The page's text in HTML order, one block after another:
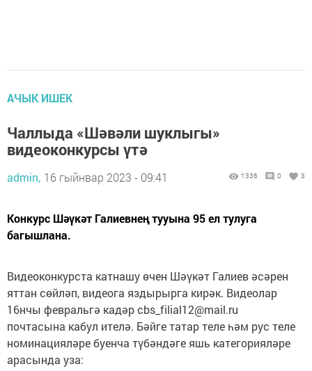
АЧЫК ИШЕК
Чаллыда «Шәвәли шуклыгы»
видеоконкурсы үтә
admin, 16 гыйнвар 2023 - 09:41 1336 0 3
Конкурс Шәүкәт Галиевнең тууына 95 ел тулуга
багышлана.
Видеоконкурста катнашу өчен Шәүкәт Галиев әсәрен
яттан сөйләп, видеога яздырырга кирәк. Видеолар
16нчы февральгә кадәр cbs_filial12@mail.ru
почтасына кабул ителә. Бәйге татар теле һәм рус теле
номинацияләре буенча түбәндәге яшь категорияләре
арасында уза: